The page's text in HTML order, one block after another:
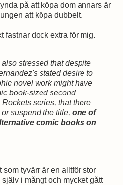
på att köpa dom annars är
att köpa dubbelt.
fastnar dock extra för mig.
stressed that despite
stated desire to
novel work might have
book-sized second
series, that there
suspend the title, one of
comic books on
som tyvärr är en alltför stor
i mångt och mycket gått